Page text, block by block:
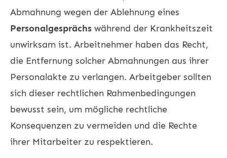
Abmahnung wegen der Ablehnung eines
Personalgesprächs während der Krankheitszeit
unwirksam ist. Arbeitnehmer haben das Recht,
die Entfernung solcher Abmahnungen aus ihrer
Personalakte zu verlangen. Arbeitgeber sollten
sich dieser rechtlichen Rahmenbedingungen
bewusst sein, um mögliche rechtliche
Konsequenzen zu vermeiden und die Rechte
ihrer Mitarbeiter zu respektieren.